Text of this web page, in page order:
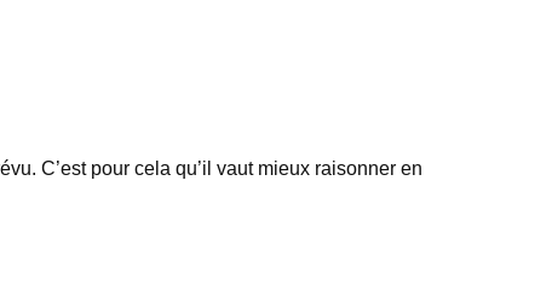
C’est pour cela qu’il vaut mieux raisonner en